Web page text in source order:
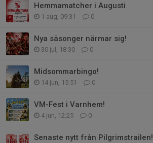
Hemmamatcher i Augusti
1 aug, 09:31 0
Nya säsonger närmar sig!
30 jul, 18:30 0
Midsommarbingo!
14 jun, 15:51 0
VM-Fest i Varnhem!
4 jun, 12:25 0
Senaste nytt från Pilgrimstrailen!